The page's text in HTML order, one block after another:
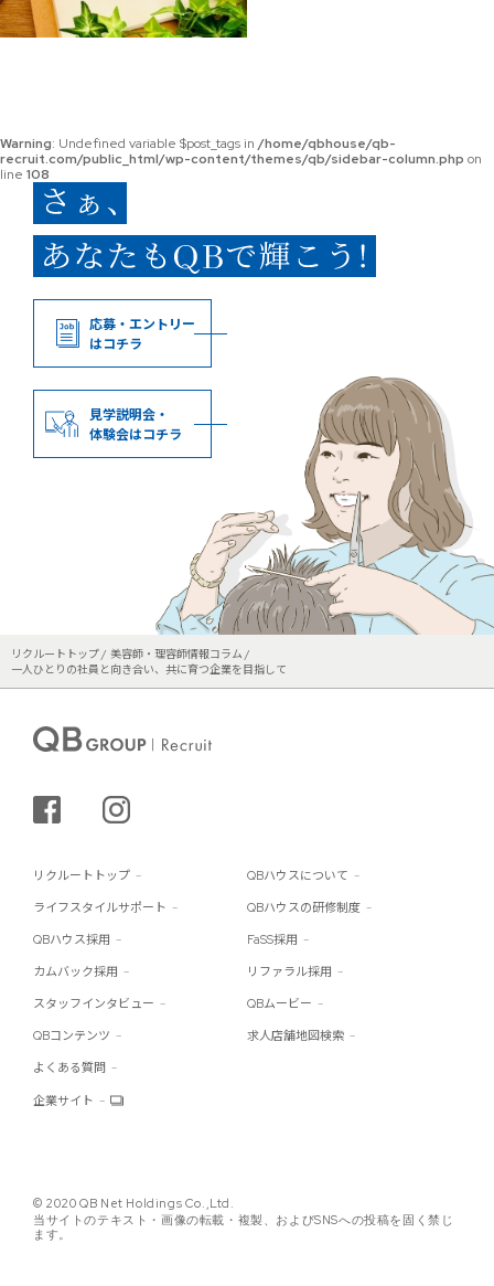
Warning: Undefined variable $post_tags in /home/qbhouse/qb-
recruit.com/public_html/wp-content/themes/qb/sidebar-column.php on
line 108
応募・エントリー
はコチラ
見学説明会・
体験会はコチラ
リクルートトップ
美容師・理容師情報コラム
一人ひとりの社員と向き合い、共に育つ企業を目指して
シェアする
リクルートトップ QBハウスについて
ライフスタイルサポート QBハウスの研修制度
QBハウス採用 FaSS採用
カムバック採用 リファラル採用
スタッフインタビュー QBムービー
QBコンテンツ 求人店舗地図検索
よくある質問
企業サイト
© 2020 QB Net Holdings Co.,Ltd.
当サイトのテキスト・画像の転載・複製、およびSNSへの投稿を固く禁じ
ます。